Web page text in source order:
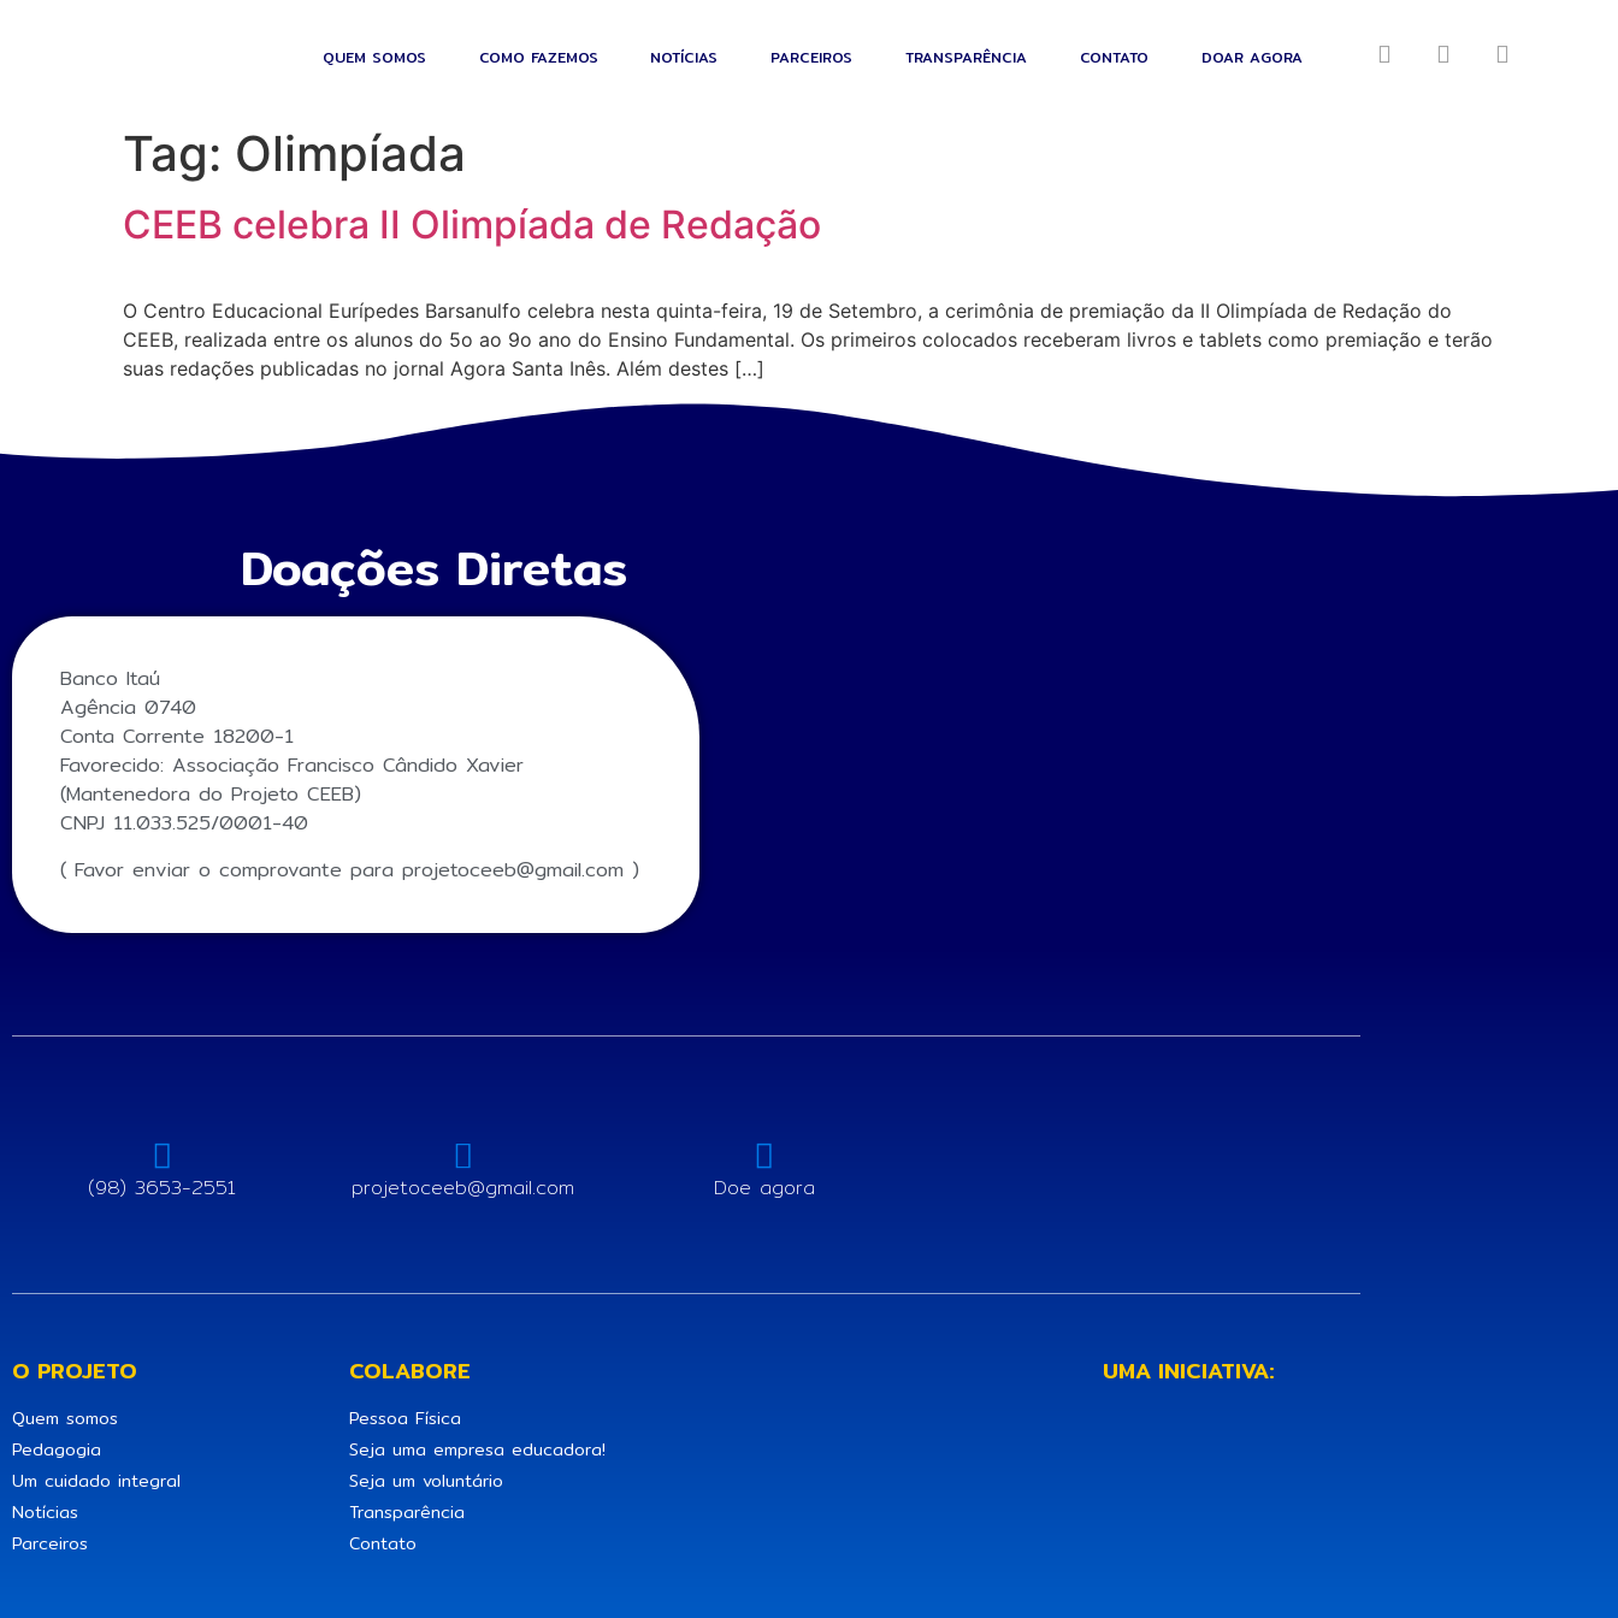
QUEM SOMOS COMO FAZEMOS NOTÍCIAS PARCEIROS TRANSPARÊNCIA CONTATO DOAR AGORA
Tag: Olimpíada
CEEB celebra II Olimpíada de Redação
O Centro Educacional Eurípedes Barsanulfo celebra nesta quinta-feira, 19 de Setembro, a cerimônia de premiação da II Olimpíada de Redação do
CEEB, realizada entre os alunos do 5o ao 9o ano do Ensino Fundamental. Os primeiros colocados receberam livros e tablets como premiação e terão
suas redações publicadas no jornal Agora Santa Inês. Além destes […]
Doações Diretas
Banco Itaú
Agência 0740
Conta Corrente 18200-1
Favorecido: Associação Francisco Cândido Xavier
(Mantenedora do Projeto CEEB)
CNPJ 11.033.525/0001-40
( Favor enviar o comprovante para projetoceeb@gmail.com )
(98) 3653-2551 projetoceeb@gmail.com Doe agora
O PROJETO
Quem somos
Pedagogia
Um cuidado integral
Notícias
Parceiros
COLABORE
Pessoa Física
Seja uma empresa educadora!
Seja um voluntário
Transparência
Contato
UMA INICIATIVA: